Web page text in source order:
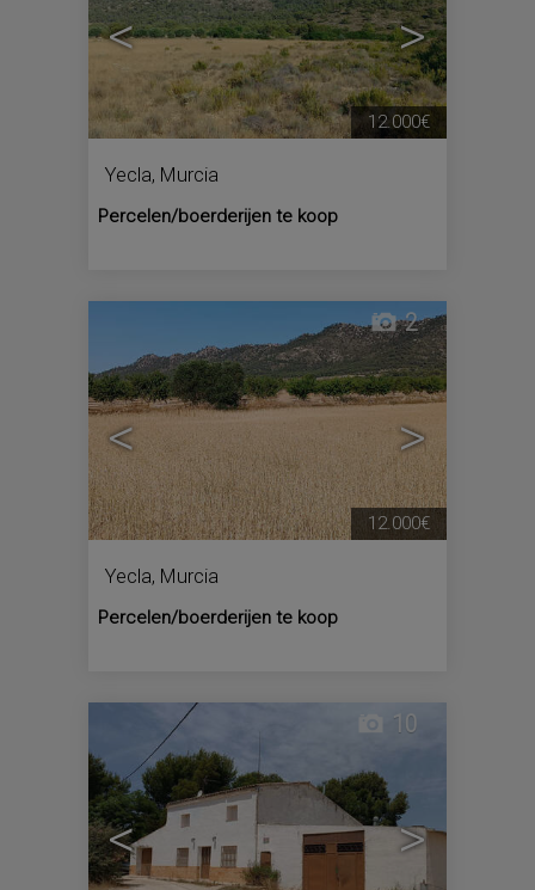
< >
Yecla, Murcia
Percelen/boerderijen te koop
12.000€
< >
2
Yecla, Murcia
Percelen/boerderijen te koop
12.000€
< >
10